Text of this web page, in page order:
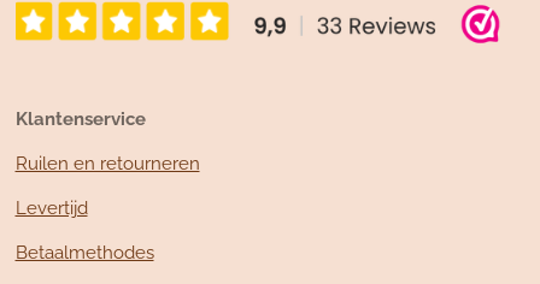
Klantenservice
Ruilen en retourneren
Levertijd
Betaalmethodes